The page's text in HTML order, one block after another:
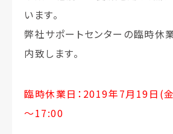
います。
弊社サポートセンターの臨時休
内致します。
臨時休業日：2019年7月19日(
～17:00